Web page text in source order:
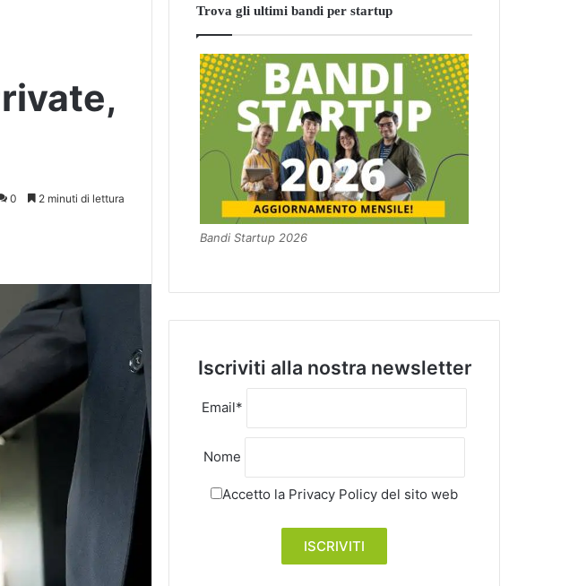
0 2 minuti di lettura
Trova gli ultimi bandi per startup
Bandi Startup 2026
Iscriviti alla nostra newsletter
Email*
Nome
Accetto la Privacy Policy del sito web